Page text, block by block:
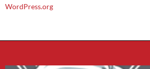
WordPress.org